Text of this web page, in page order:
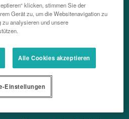
Angebot bis hin zu
Service stehen wir
bei allen Ihren
um die Produkte
zu unterstützen.
klicken, stimmen Sie der
Gerät zu, um die Websitenavigation zu
analysieren und unsere
Alle Cookies akzeptieren
Einstellungen